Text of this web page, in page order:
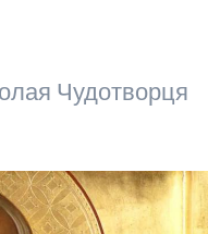
Чудотворця